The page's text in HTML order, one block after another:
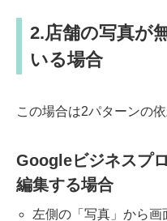
2.店舗の写真が
いる場合
この場合は2パターンの
Googleビジネスプ
編集する場合
左側の「写真」から画